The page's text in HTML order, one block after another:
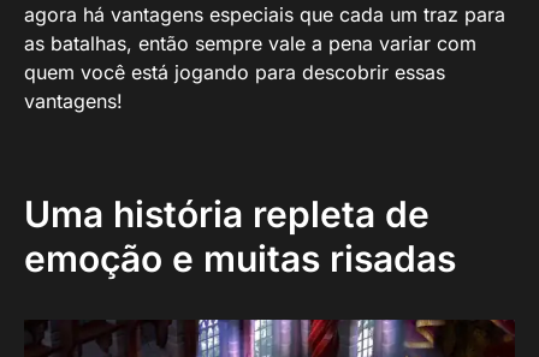
agora há vantagens especiais que cada um traz para
as batalhas, então sempre vale a pena variar com
quem você está jogando para descobrir essas
vantagens!
Uma história repleta de
emoção e muitas risadas